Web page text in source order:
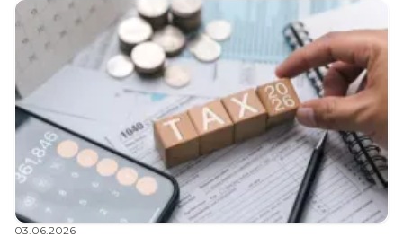
die Steuerbelastung deutlich zu reduzieren.
03.06.2026